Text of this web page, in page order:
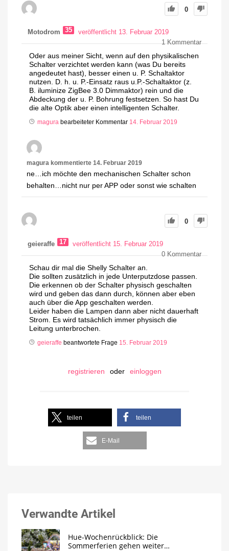
0
Motodrom 35
veröffentlicht 13. Februar 2019
1Kommentar
Oder aus meiner Sicht, wenn auf den physikalischen
Schalter verzichtet werden kann (was Du bereits
angedeutet hast), besser einen u. P. Schaltaktor
nutzen. D. h. u. P.-Einsatz raus u.P.-Schaltaktor (z.
B. iluminize ZigBee 3.0 Dimmaktor) rein und die
Abdeckung der u. P. Bohrung festsetzen. So hast Du
die alte Optik aber einen intelligenten Schalter.
magura bearbeiteter Kommentar 14. Februar 2019
magura kommentierte 14. Februar 2019
ne…ich möchte den mechanischen Schalter schon
behalten…nicht nur per APP oder sonst wie schalten
0
geieraffe 17
veröffentlicht 15. Februar 2019
0Kommentar
Schau dir mal die Shelly Schalter an.
Die sollten zusätzlich in jede Unterputzdose passen.
Die erkennen ob der Schalter physisch geschalten
wird und geben das dann durch, können aber eben
auch über die App geschalten werden.
Leider haben die Lampen dann aber nicht dauerhaft
Strom. Es wird tatsächlich immer physisch die
Leitung unterbrochen.
geieraffe beantwortete Frage 15. Februar 2019
registrieren oder einloggen
teilen teilen
E-Mail
Verwandte Artikel
Hue-Wochenrückblick: Die
Sommerferien gehen weiter…